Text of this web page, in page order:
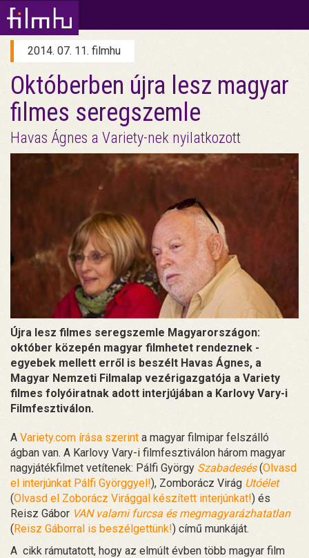
2014. 07. 11. filmhu
Októberben újra lesz magyar
filmes seregszemle
Havas Ágnes a Variety-nek nyilatkozott
Újra lesz filmes seregszemle Magyarországon:
október közepén magyar filmhetet rendeznek -
egyebek mellett erről is beszélt Havas Ágnes, a
Magyar Nemzeti Filmalap vezérigazgatója a Variety
filmes folyóiratnak adott interjújában a Karlovy Vary-i
Filmfesztiválon.
A Variety.com írása szerint a magyar filmipar felszálló
ágban van. A Karlovy Vary-i filmfesztiválon három magyar
nagyjátékfilmet vetítenek: Pálfi György Szabadesés(Olvasd
el interjúnkat Pálfi Györggyel!), Zomborácz Virág Utóélet
(Olvasd el Zoborácz Virággal készített interjúnkat!) és
Reisz Gábor VAN valami furcsa és megmagyarázhatatlan
(Reisz Gáborral is beszélgettünk!) című munkáját.
A cikk rámutatott, hogy az elmúlt évben több magyar film